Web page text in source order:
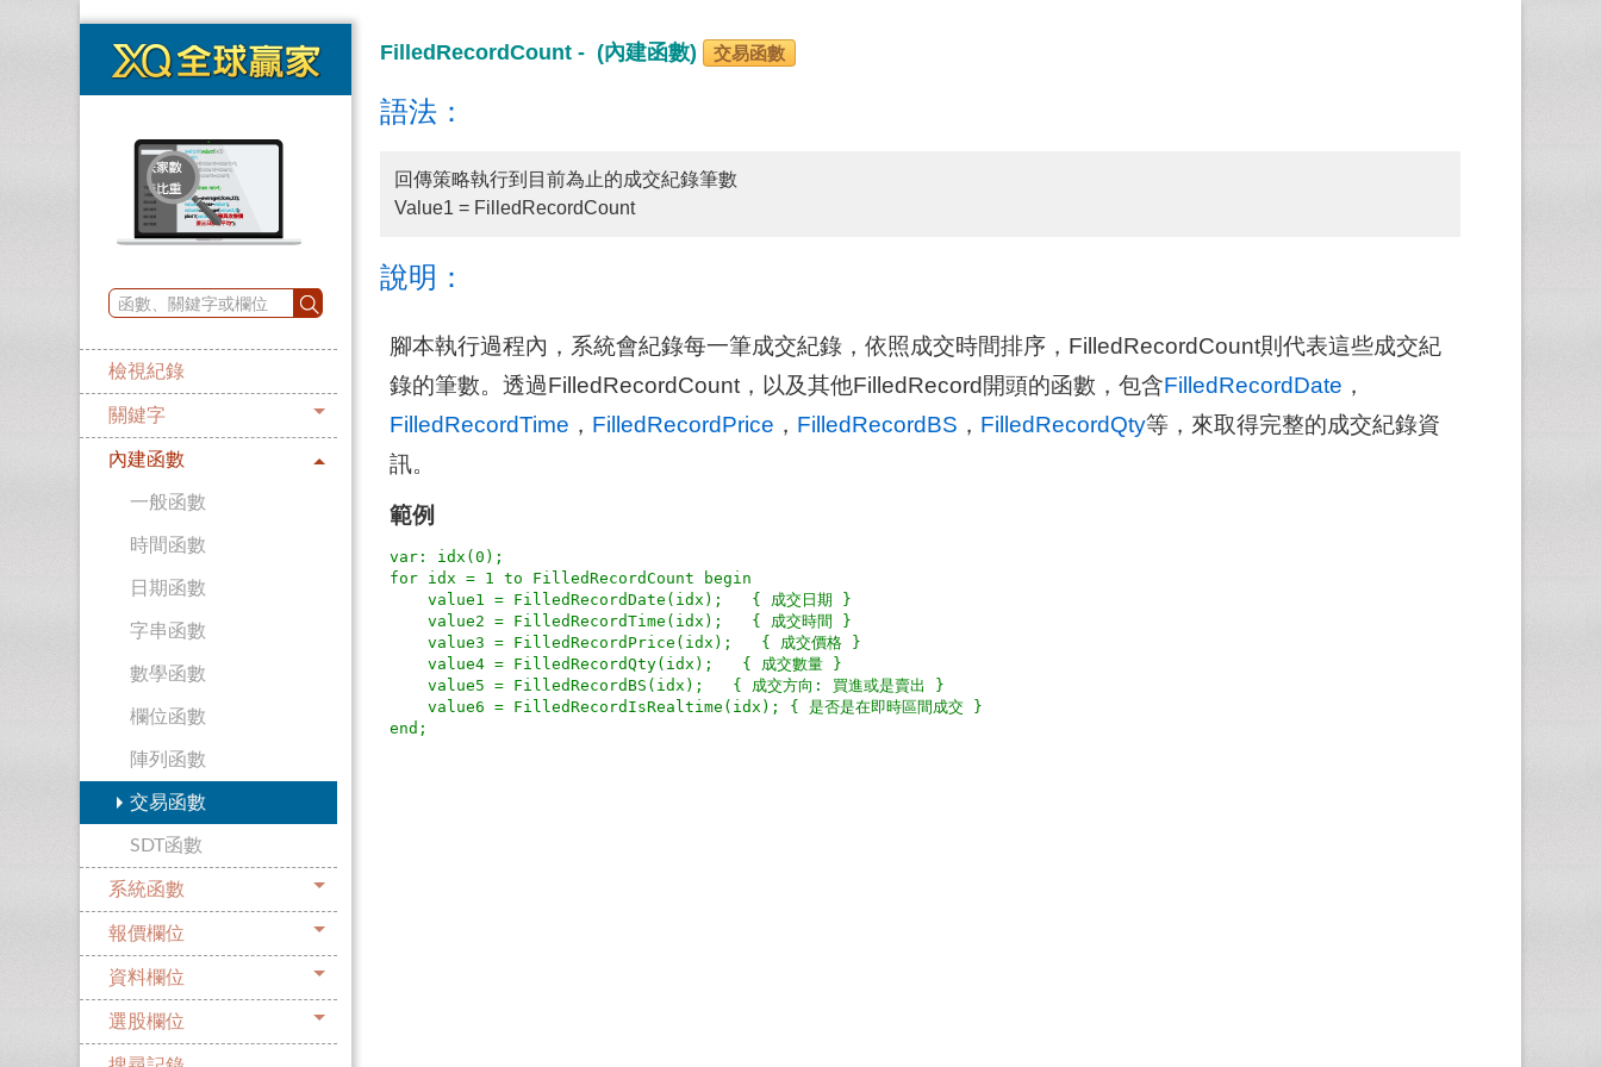
檢視紀錄
關鍵字
內建函數
一般函數
時間函數
日期函數
字串函數
數學函數
欄位函數
陣列函數
交易函數
SDT函數
系統函數
報價欄位
資料欄位
選股欄位
FilledRecordCount - (內建函數) 交易函數
語法：
回傳策略執行到目前為止的成交紀錄筆數
Value1 = FilledRecordCount
說明：
腳本執行過程內，系統會紀錄每一筆成交紀錄，依照成交時間排序，FilledRecordCount則代表這些成交紀
錄的筆數。透過FilledRecordCount，以及其他FilledRecord開頭的函數，包含FilledRecordDate ，
FilledRecordTime ， FilledRecordPrice ， FilledRecordBS ， FilledRecordQty等，來取得完整的成交紀錄資
訊。
範例
var: idx(0);
for idx = 1 to FilledRecordCount begin
    value1 = FilledRecordDate(idx);   { 成交日期 }
    value2 = FilledRecordTime(idx);   { 成交時間 }
    value3 = FilledRecordPrice(idx);   { 成交價格 }
    value4 = FilledRecordQty(idx);   { 成交數量 }
    value5 = FilledRecordBS(idx);   { 成交方向: 買進或是賣出 }
    value6 = FilledRecordIsRealtime(idx); { 是否是在即時區間成交 }